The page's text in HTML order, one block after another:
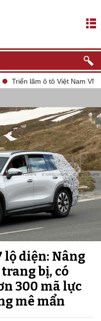
lãm ô tô Việt Nam VMS 2024
lộ diện: Nâng
bị, có
300 mã lực
mê mẩn